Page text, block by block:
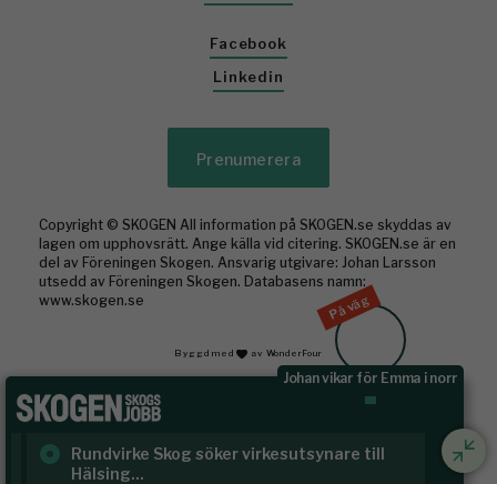
På väg
Johan vikar för Emma i norr
Rundvirke Skog söker virkesutsynare till
Hälsing...
Facebook
Linkedin
Prenumerera
Copyright © SKOGEN All information på SKOGEN.se skyddas av
lagen om upphovsrätt. Ange källa vid citering. SKOGEN.se är en
del av Föreningen Skogen. Ansvarig utgivare: Johan Larsson
utsedd av Föreningen Skogen. Databasens namn:
www.skogen.se
Byggd med av WonderFour